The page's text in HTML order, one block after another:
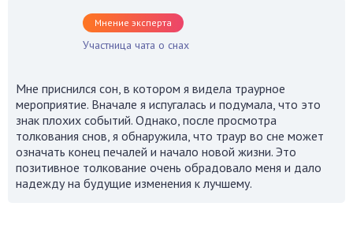
Мнение эксперта
Участница чата о снах
Мне приснился сон, в котором я видела траурное
мероприятие. Вначале я испугалась и подумала, что это
знак плохих событий. Однако, после просмотра
толкования снов, я обнаружила, что траур во сне может
означать конец печалей и начало новой жизни. Это
позитивное толкование очень обрадовало меня и дало
надежду на будущие изменения к лучшему.